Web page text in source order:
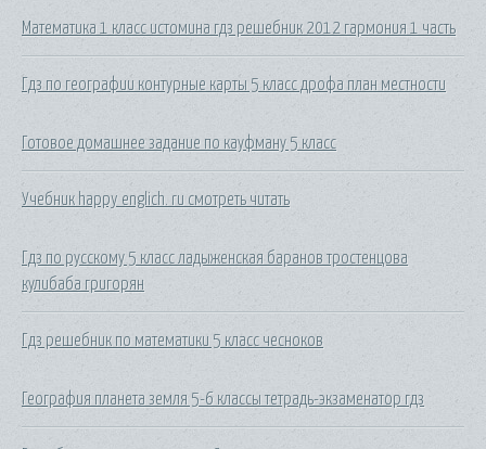
Математика 1 класс истомина гдз решебник 2012 гармония 1 часть
Гдз по географии контурные карты 5 класс дрофа план местности
Готовое домашнее задание по кауфману 5 класс
Учебник happy englich. ru смотреть читать
Гдз по русскому 5 класс ладыженская баранов тростенцова
кулибаба григорян
Гдз решебник по математики 5 класс чесноков
География планета земля 5-6 классы тетрадь-экзаменатор гдз